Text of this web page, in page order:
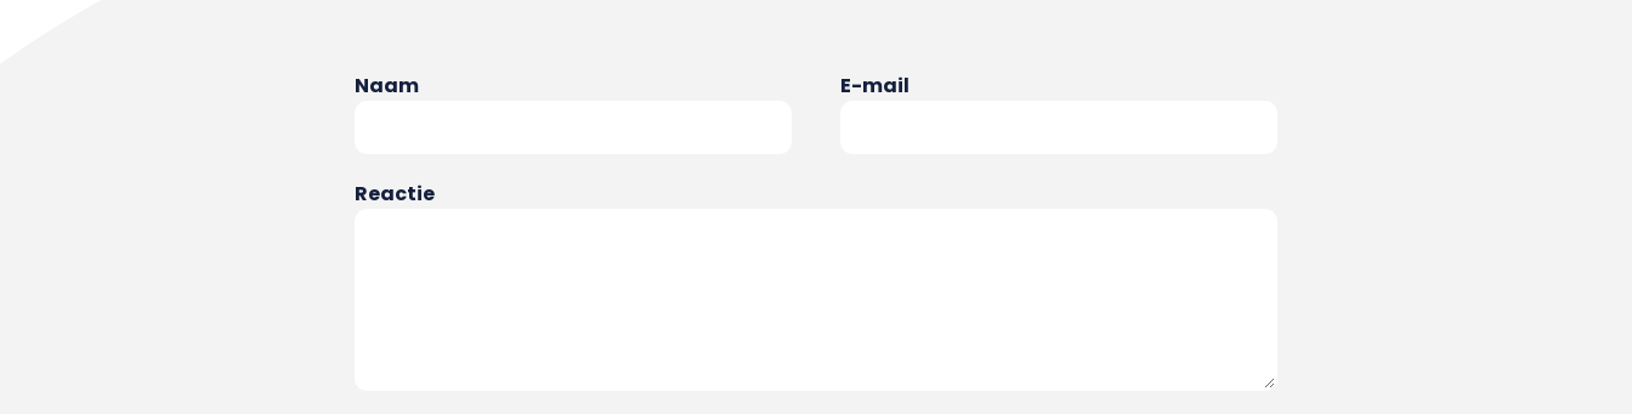
Naam E-mail
Reactie